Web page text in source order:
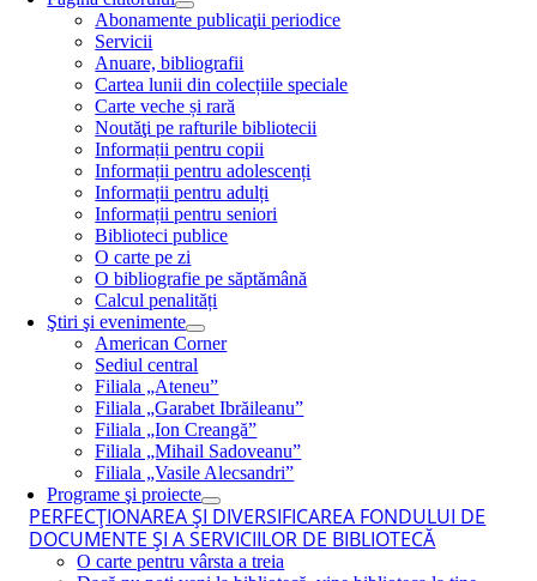
Abonamente publicaţii periodice
Servicii
Anuare, bibliografii
Cartea lunii din colecțiile speciale
Carte veche și rară
Noutăţi pe rafturile bibliotecii
Informații pentru copii
Informații pentru adolescenți
Informații pentru adulți
Informații pentru seniori
Biblioteci publice
O carte pe zi
O bibliografie pe săptămână
Calcul penalități
Ştiri şi evenimente
American Corner
Sediul central
Filiala „Ateneu”
Filiala „Garabet Ibrăileanu”
Filiala „Ion Creangă”
Filiala „Mihail Sadoveanu”
Filiala „Vasile Alecsandri”
Programe şi proiecte
PERFECŢIONAREA ŞI DIVERSIFICAREA FONDULUI DE
DOCUMENTE ŞI A SERVICIILOR DE BIBLIOTECĂ
O carte pentru vârsta a treia